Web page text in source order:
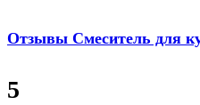
Отзывы Смеситель для
5